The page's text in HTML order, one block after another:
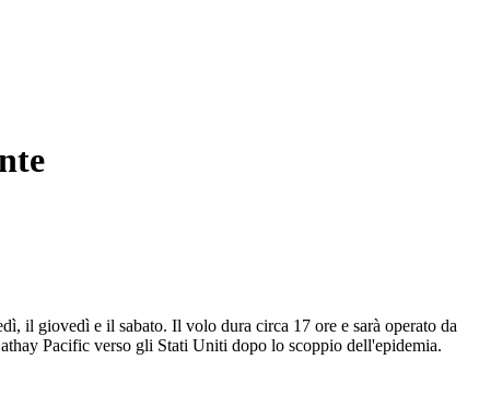
il giovedì e il sabato. Il volo dura circa 17 ore e sarà operato da
Pacific verso gli Stati Uniti dopo lo scoppio dell'epidemia.